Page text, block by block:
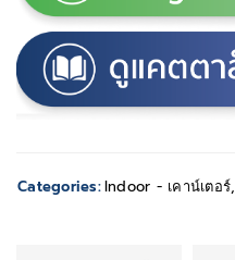
Categories:Indoor - เคาน์เตอร์,